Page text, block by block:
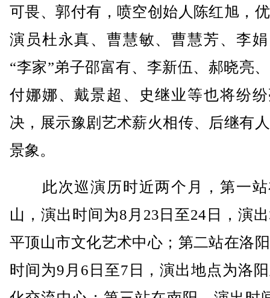
可畏、郭付有，喷空创始人陈红旭，
演员杜永真、曹慧敏、曹慧芳、李
“李家”弟子邵富有、李新伍、郝晓亮
付娜娜、戴景超、史继业等也将纷
决，展示豫剧艺术薪火相传、后继有
景象。
此次巡演历时近两个月，第一站
山，演出时间为8月23日至24日，演
平顶山市文化艺术中心；第二站在洛
时间为9月6日至7日，演出地点为洛